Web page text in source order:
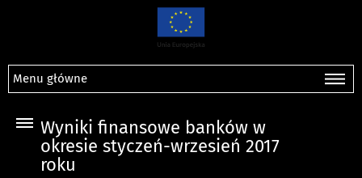
Menu główne
Wyniki finansowe banków w
okresie styczeń-wrzesień 2017
roku